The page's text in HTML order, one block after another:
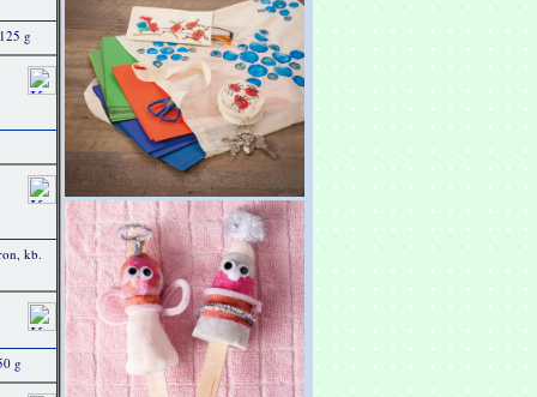
g
kb.
g